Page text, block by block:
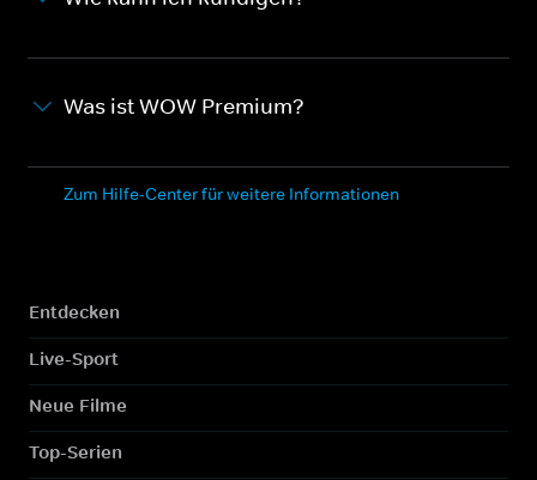
Was ist WOW Premium?
Zum Hilfe-Center für weitere Informationen
Entdecken
Live-Sport
Neue Filme
Top-Serien